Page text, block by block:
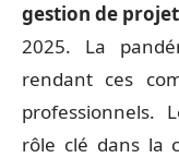
gestion de
2025. La
rendant ces
professionnels.
rôle clé dans la